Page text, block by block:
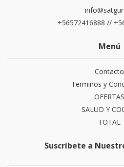
+56572416888 //
Menú
Contacto
Terminos y
OFERTAS
SALUD Y
TOTAL
Suscríbete a